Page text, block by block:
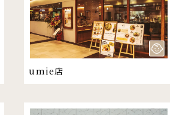
umie店